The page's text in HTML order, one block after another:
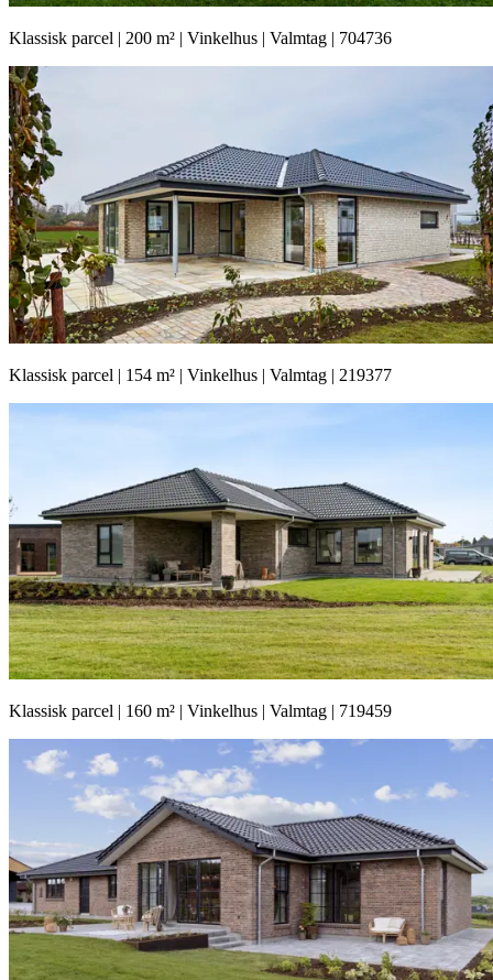
Klassisk parcel | 200 m² | Vinkelhus | Valmtag | 704736
Klassisk parcel | 154 m² | Vinkelhus | Valmtag | 219377
Klassisk parcel | 160 m² | Vinkelhus | Valmtag | 719459